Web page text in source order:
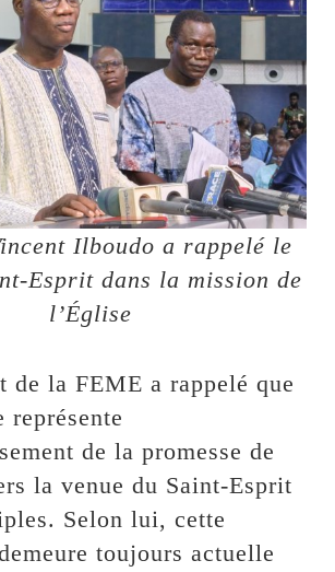
Ilboudo a rappelé le
Esprit dans la mission de
l’Église
de la FEME a rappelé que
représente
de la promesse de
la venue du Saint-Esprit
Selon lui, cette
toujours actuelle